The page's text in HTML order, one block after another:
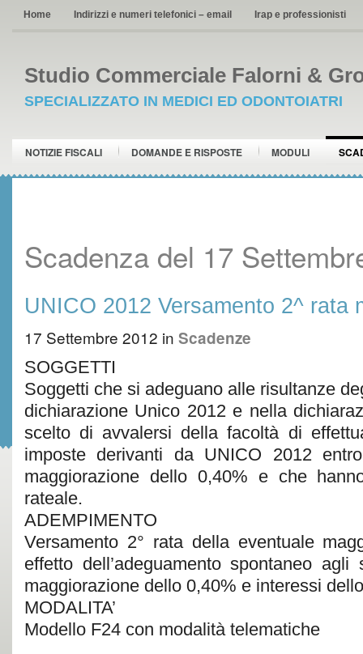
Home Indirizzi e numeri telefonici – email Irap e professionisti
Studio Commerciale Falorni &
SPECIALIZZATO IN MEDICI ED ODONTOIATRI
NOTIZIE FISCALI DOMANDE E RISPOSTE MODULI
Scadenza del 17
UNICO 2012 Versamento 2^ rata
17 Settembre 2012 in Scadenze
SOGGETTI
Soggetti che si adeguano alle risultanze
dichiarazione Unico 2012 e nella
scelto di avvalersi della facoltà di
imposte derivanti da UNICO 2012
maggiorazione dello 0,40% e che
rateale.
ADEMPIMENTO
Versamento 2° rata della eventuale
effetto dell’adeguamento spontaneo
maggiorazione dello 0,40% e interessi
MODALITA’
Modello F24 con modalità telematiche